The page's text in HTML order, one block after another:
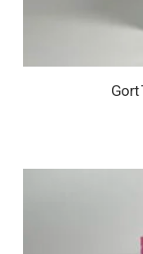
Gort